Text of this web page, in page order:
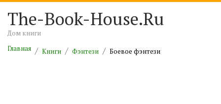
The-Book-House.Ru
Дом книги
Главная
Книги Фэнтези Боевое фэнтези